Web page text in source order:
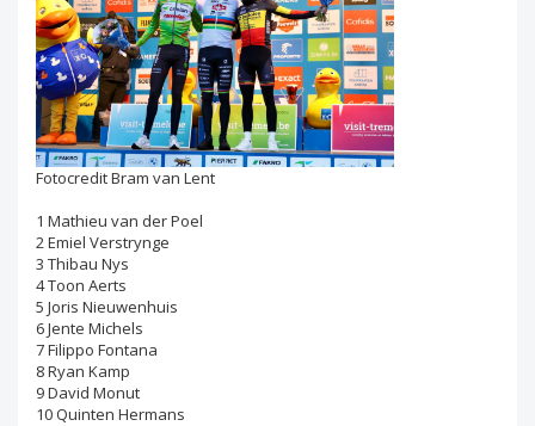
Fotocredit Bram van Lent
1 Mathieu van der Poel
2 Emiel Verstrynge
3 Thibau Nys
4 Toon Aerts
5 Joris Nieuwenhuis
6 Jente Michels
7 Filippo Fontana
8 Ryan Kamp
9 David Monut
10 Quinten Hermans